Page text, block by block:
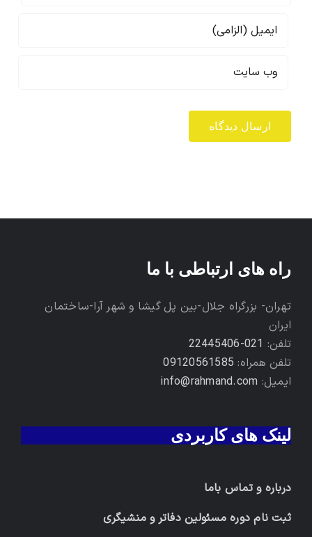
راه های ارتباطی با ما
تهران- بزرگراه جلال-بین پل گیشا و شهر آرا-ساختمان
ایران
تلفن: 021-22445406
تلفن همراه: 09120561585
ایمیل: info@rahmand.com
لینک های کاربردی
درباره و تماس باما
ثبت نام دوره مسئولین دفاتر و منشیگری